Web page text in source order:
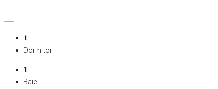
1
Dormitor
1
Baie